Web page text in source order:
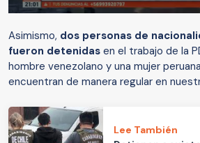
Asimismo, dos personas de
fueron detenidas en el trabajo de la
hombre venezolano y una mujer
encuentran de manera regular en
Lee También